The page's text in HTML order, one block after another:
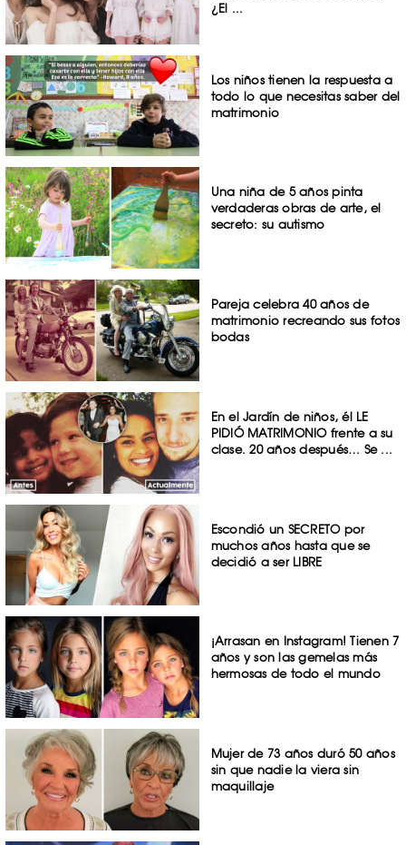
¿El ...
Los niños tienen la respuesta a
todo lo que necesitas saber del
matrimonio
Una niña de 5 años pinta
verdaderas obras de arte, el
secreto: su autismo
Pareja celebra 40 años de
matrimonio recreando sus fotos
bodas
En el Jardín de niños, él LE
PIDIÓ MATRIMONIO frente a su
clase. 20 años después… Se ...
Escondió un SECRETO por
muchos años hasta que se
decidió a ser LIBRE
¡Arrasan en Instagram! Tienen 7
años y son las gemelas más
hermosas de todo el mundo
Mujer de 73 años duró 50 años
sin que nadie la viera sin
maquillaje